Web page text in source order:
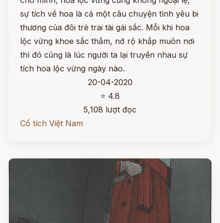
sự tích về hoa là cả một câu chuyện tình yêu bi
thương của đôi trẻ trai tài gái sắc. Mỗi khi hoa
lộc vừng khoe sắc thắm, nở rộ khắp muôn nơi
thì đó cũng là lúc người ta lại truyền nhau sự
tích hoa lộc vừng ngày nào.
20-04-2020
⭐ 4.8
5,108 lượt đọc
Cổ tích Việt Nam